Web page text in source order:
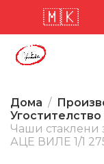
🇲🇰📣
Дома
Угостителство
Чаши стаклени
АЦЕ ВИЛЕ 1/1